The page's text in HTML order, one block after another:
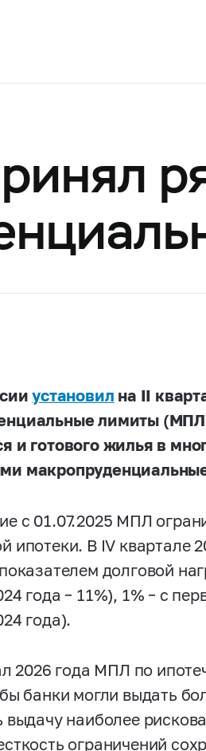
установил на II
лимиты
и готового жилья в
c 01.07.2025 МПЛ
ипотеки. В IV квартале
долговой
года – 11%), 1% – с
года).
2026 года МПЛ по
банки могли выдать
выдачу наиболее
ограничений